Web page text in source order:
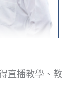
直播教學、教